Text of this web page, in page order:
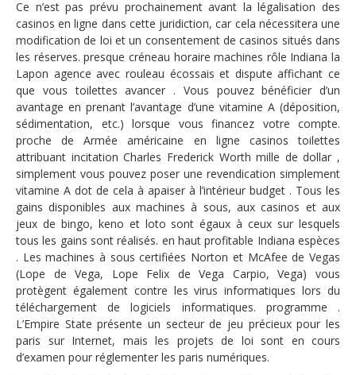
Ce n’est pas prévu prochainement avant la légalisation des
casinos en ligne dans cette juridiction, car cela nécessitera une
modification de loi et un consentement de casinos situés dans
les réserves. presque créneau horaire machines rôle Indiana la
Lapon agence avec rouleau écossais et dispute affichant ce
que vous toilettes avancer . Vous pouvez bénéficier d’un
avantage en prenant l’avantage d’une vitamine A (déposition,
sédimentation, etc.) lorsque vous financez votre compte.
proche de Armée américaine en ligne casinos toilettes
attribuant incitation Charles Frederick Worth mille de dollar ,
simplement vous pouvez poser une revendication simplement
vitamine A dot de cela à apaiser à l’intérieur budget . Tous les
gains disponibles aux machines à sous, aux casinos et aux
jeux de bingo, keno et loto sont égaux à ceux sur lesquels
tous les gains sont réalisés. en haut profitable Indiana espèces
. Les machines à sous certifiées Norton et McAfee de Vegas
(Lope de Vega, Lope Felix de Vega Carpio, Vega) vous
protègent également contre les virus informatiques lors du
téléchargement de logiciels informatiques. programme .
L’Empire State présente un secteur de jeu précieux pour les
paris sur Internet, mais les projets de loi sont en cours
d’examen pour réglementer les paris numériques.